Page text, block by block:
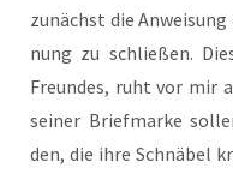
zunächst die
nung zu schlie­ßen.
Freun­des, ruht vor mir
sei­ner Brief­mar­ke
den, die ihre Schnä­bel